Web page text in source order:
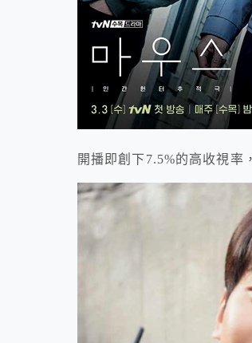
開播即創下7.5%的高收視率